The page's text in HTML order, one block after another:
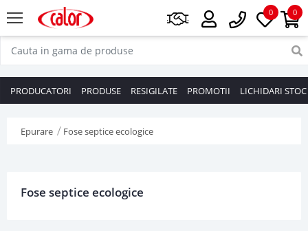
0
0
PRODUCATORI PRODUSE RESIGILATE PROMOTII LICHIDARI STOC
Epurare Fose septice ecologice
Fose septice ecologice